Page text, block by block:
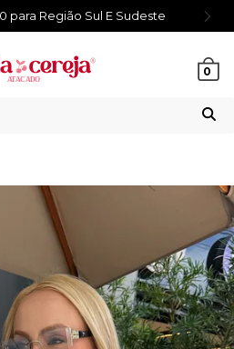
para Região Sul E Sudeste
0